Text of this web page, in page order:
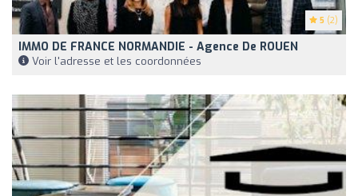
5 (2)
IMMO DE FRANCE NORMANDIE - Agence De ROUEN
Voir l'adresse et les coordonnées